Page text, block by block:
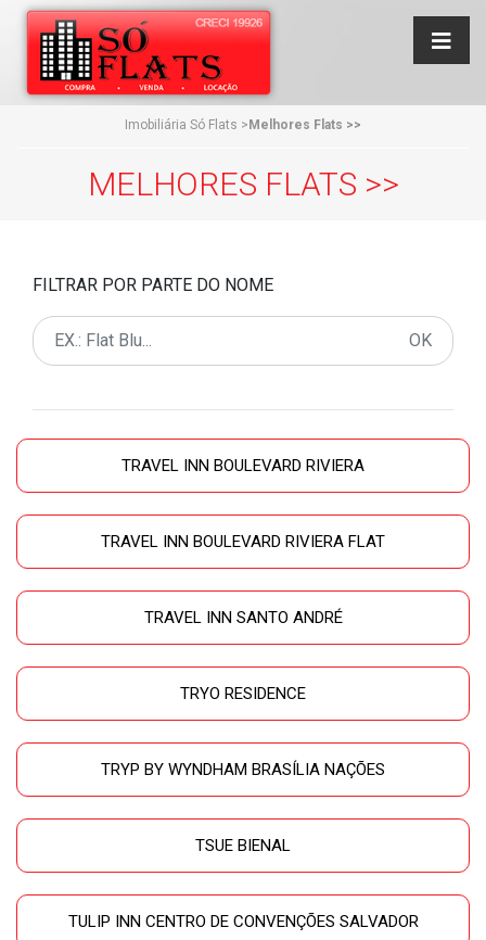
Imobiliária Só Flats >Melhores Flats >>
MELHORES FLATS >>
FILTRAR POR PARTE DO NOME
OK
TRAVEL INN BOULEVARD RIVIERA
TRAVEL INN BOULEVARD RIVIERA FLAT
TRAVEL INN SANTO ANDRÉ
TRYO RESIDENCE
TRYP BY WYNDHAM BRASÍLIA NAÇÕES
TSUE BIENAL
TULIP INN CENTRO DE CONVENÇÕES SALVADOR